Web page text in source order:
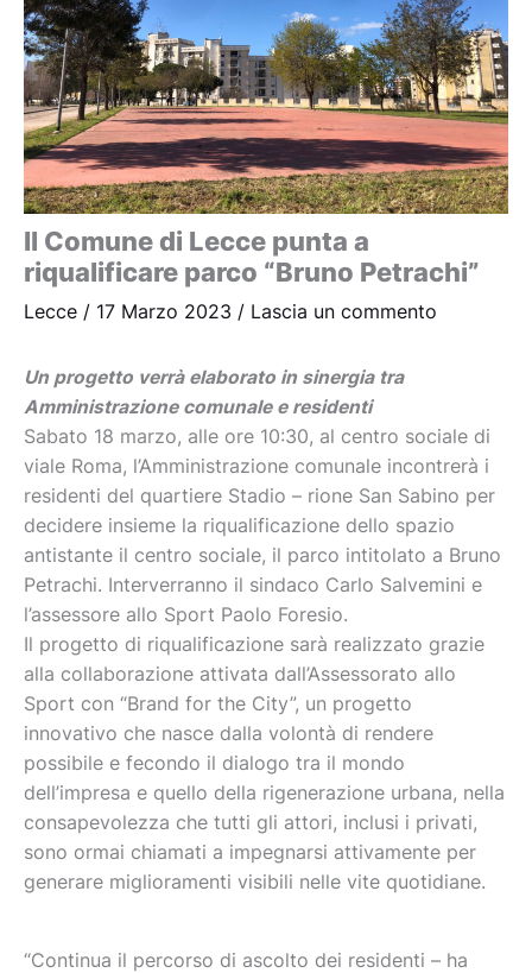
Il Comune di Lecce punta a
riqualificare parco “Bruno Petrachi”
Lecce / 17 Marzo 2023 / Lascia un commento
Un progetto verrà elaborato in sinergia tra
Amministrazione comunale e residenti
Sabato 18 marzo, alle ore 10:30, al centro sociale di
viale Roma, l’Amministrazione comunale incontrerà i
residenti del quartiere Stadio – rione San Sabino per
decidere insieme la riqualificazione dello spazio
antistante il centro sociale, il parco intitolato a Bruno
Petrachi. Interverranno il sindaco Carlo Salvemini e
l’assessore allo Sport Paolo Foresio.
Il progetto di riqualificazione sarà realizzato grazie
alla collaborazione attivata dall’Assessorato allo
Sport con “Brand for the City”, un progetto
innovativo che nasce dalla volontà di rendere
possibile e fecondo il dialogo tra il mondo
dell’impresa e quello della rigenerazione urbana, nella
consapevolezza che tutti gli attori, inclusi i privati,
sono ormai chiamati a impegnarsi attivamente per
generare miglioramenti visibili nelle vite quotidiane.
“Continua il percorso di ascolto dei residenti – ha